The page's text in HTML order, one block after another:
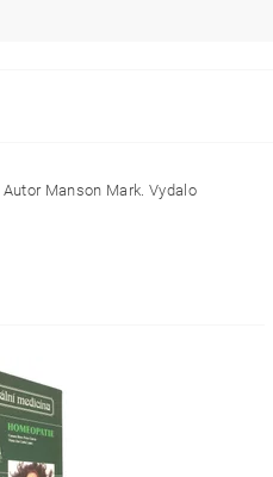
Manson Mark. Vydalo